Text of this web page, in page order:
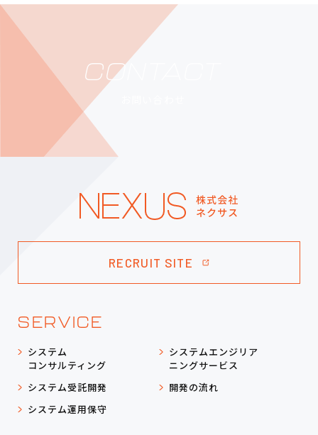
CONTACT
RECRUIT SITE
SERVICE
システム
コンサルティング
システム受託開発
システム運用保守
システムエンジリア
ニングサービス
開発の流れ